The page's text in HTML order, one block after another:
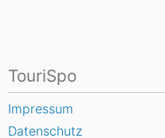
TouriSpo
Impressum
Datenschutz